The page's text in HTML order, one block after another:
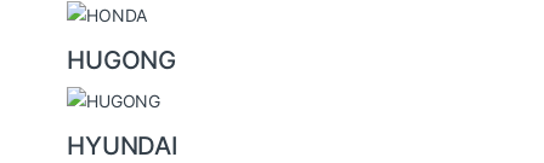
HUGONG
HYUNDAI